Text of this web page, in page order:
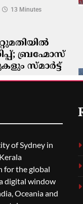
13 Minutes
ബ്രഹ്മോസ്
സ്മാർട്ട്
വരെ
of Sydney in
for the global
digital window
Oceania and